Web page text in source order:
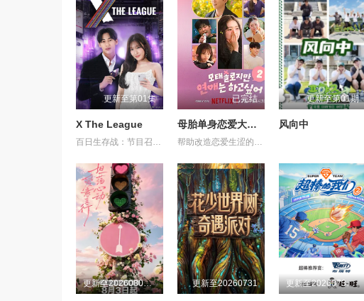
更新至第01集
X The League
已完结
母胎单身恋爱大作战2（节目售后）
更新至第01期
风向中
更新至20260806(第1期加更上) 更新至20260731 更新至20260731第1期